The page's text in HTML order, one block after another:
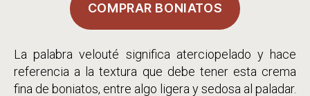
COMPRAR BONIATOS
La palabra velouté significa aterciopelado y hace
referencia a la textura que debe tener esta crema
fina de boniatos, entre algo ligera y sedosa al paladar.